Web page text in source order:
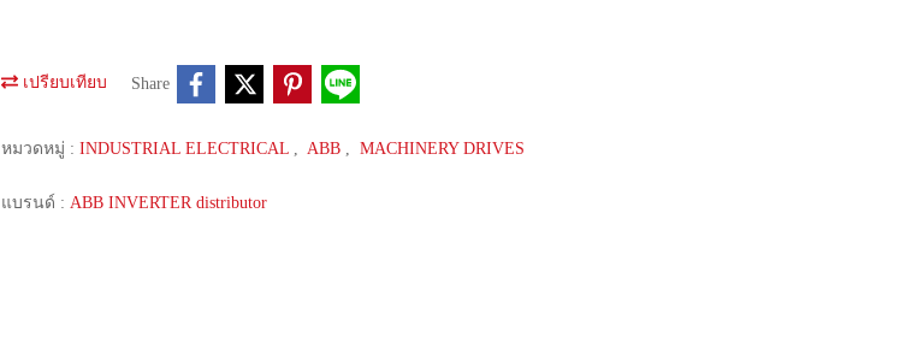
เปรียบเทียบ Share
หมวดหมู่ : INDUSTRIAL ELECTRICAL , ABB , MACHINERY DRIVES
แบรนด์ : ABB INVERTER distributor